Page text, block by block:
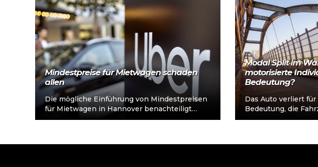
Mindestpreise für Mietwagen schaden
allen
Die mögliche Einführung von Mindestpreisen
für Mietwagen in Hannover benachteiligt
insbesondere einkommensschwache
Mehr lesen
Modal Split im
motorisierte
Bedeutung?
Das Auto verliert
Bedeutung, die
weniger gefahren.
Mehr lesen